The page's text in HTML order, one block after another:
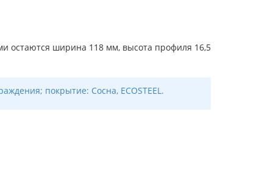
остаются ширина 118 мм, высота профиля 16,5
покрытие: Сосна, ECOSTEEL.